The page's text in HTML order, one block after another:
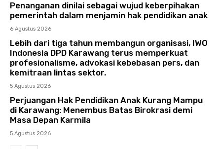
Penanganan dinilai sebagai wujud keberpihakan
pemerintah dalam menjamin hak pendidikan anak
6 Agustus 2026
Lebih dari tiga tahun membangun organisasi, IWO
Indonesia DPD Karawang terus memperkuat
profesionalisme, advokasi kebebasan pers, dan
kemitraan lintas sektor.
5 Agustus 2026
Perjuangan Hak Pendidikan Anak Kurang Mampu
di Karawang: Menembus Batas Birokrasi demi
Masa Depan Karmila
5 Agustus 2026